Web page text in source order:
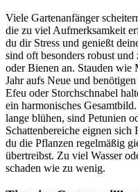
Viele Gartenanfänger
die zu viel Aufmerksamkeit
du dir Stress und genießt
sind oft besonders robust
oder Bienen an. Stauden wie
Jahr aufs Neue und
Efeu oder Storchschnabel
ein harmonisches
lange blühen, sind Petunien
Schattenbereiche eignen
du die Pflanzen regelmäßig
übertreibst. Zu viel Wasser
schaden wie zu wenig.